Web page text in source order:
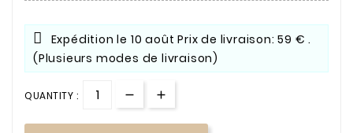
Expédition le 10 aoûtPrix de livraison: 59 € .
(Plusieurs modes de livraison)
QUANTITY :